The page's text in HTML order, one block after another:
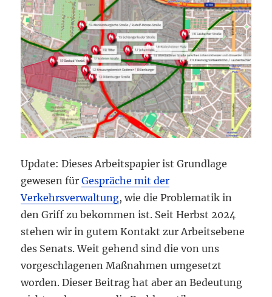
Update: Dieses Arbeitspapier ist Grundlage
gewesen fürGespräche mit der
Verkehrsverwaltung, wie die Problematik in
den Griff zu bekommen ist. Seit Herbst 2024
stehen wir in gutem Kontakt zur Arbeitsebene
des Senats. Weit gehend sind die von uns
vorgeschlagenen Maßnahmen umgesetzt
worden. Dieser Beitrag hat aber an Bedeutung